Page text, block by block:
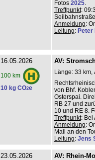
Fotos 2025.
Treffpunkt:
Anmeldung:
Leitung: Peter
16.05.2026
100 km
10 kg CO2e
AV:
Länge: 33 km,
von Bhf.
Osterspai.
RB 27 und
10 und RE 8.
Treffpunkt: Bei
Anmeldung:
Mail an den
Leitung: Jens
23.05.2026 AV: Rhein-